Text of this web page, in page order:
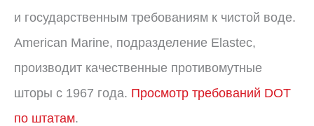
и государственным требованиям к чистой воде.
American Marine, подразделение Elastec,
производит качественные противомутные
шторы с 1967 года. Просмотр требований DOT
по штатам.